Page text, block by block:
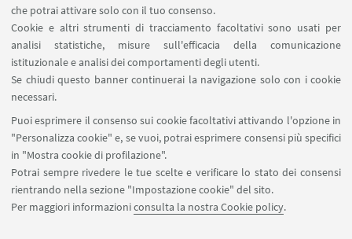
che potrai attivare solo con il tuo consenso.
Cookie e altri strumenti di tracciamento facoltativi sono usati per
analisi statistiche, misure sull'efficacia della comunicazione
istituzionale e analisi dei comportamenti degli utenti.
Se chiudi questo banner continuerai la navigazione solo con i cookie
necessari.
Puoi esprimere il consenso sui cookie facoltativi attivando l'opzione in
"Personalizza cookie" e, se vuoi, potrai esprimere consensi più specifici
in "Mostra cookie di profilazione".
Potrai sempre rivedere le tue scelte e verificare lo stato dei consensi
rientrando nella sezione "Impostazione cookie" del sito.
Per maggiori informazioniconsulta la nostra Cookie policy.
alla spesa di prodotti locali, con un raggio d’azione
che può coprire un comune, una provincia o
un’intera macroregione.
Clicca qui per accedere alla mappa
interattiva: https://bumolds.valeo.it/